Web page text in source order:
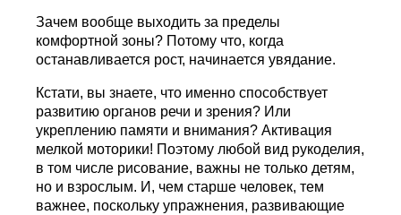
Зачем вообще выходить за пределы
комфортной зоны? Потому что, когда
останавливается рост, начинается увядание.
Кстати, вы знаете, что именно способствует
развитию органов речи и зрения? Или
укреплению памяти и внимания? Активация
мелкой моторики! Поэтому любой вид рукоделия,
в том числе рисование, важны не только детям,
но и взрослым. И, чем старше человек, тем
важнее, поскольку упражнения, развивающие